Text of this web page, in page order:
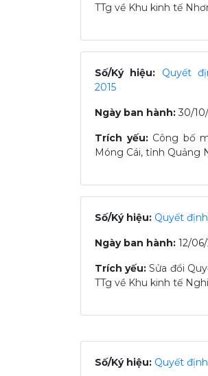
TTg về Khu kinh tế
Số/Ký hiệu:
Quyết
2015
Ngày ban hành:30/
Trích yếu: Công bố
Móng Cái, tỉnh Quảng
Số/Ký hiệu: Quyết
Ngày ban hành: 12/
Trích yếu: Sửa đổi
TTg về Khu kinh tế
Số/Ký hiệu: Quyết